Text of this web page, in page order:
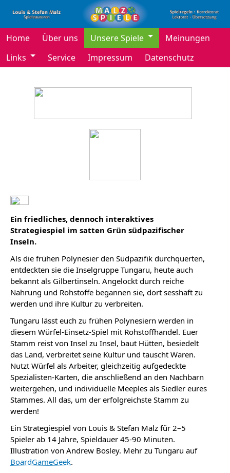
Home Über uns Unsere Spiele
Meinungen
Links
Service Impressum Datenschutz
Ein friedliches, dennoch interaktives
Strategiespiel im satten Grün südpazifischer
Inseln.
Als die frühen Polynesier den Südpazifik durchquerten,
entdeckten sie die Inselgruppe Tungaru, heute auch
bekannt als Gilbertinseln. Angelockt durch reiche
Nahrung und Rohstoffe begannen sie, dort sesshaft zu
werden und ihre Kultur zu verbreiten.
Tungaru lässt euch zu frühen Polynesiern werden in
diesem Würfel-Einsetz-Spiel mit Rohstoffhandel. Euer
Stamm reist von Insel zu Insel, baut Hütten, besiedelt
das Land, verbreitet seine Kultur und tauscht Waren.
Nutzt Würfel als Arbeiter, gleichzeitig aufgedeckte
Spezialisten-Karten, die anschließend an den Nachbarn
weitergehen, und individuelle Meeples als Siedler eures
Stammes. All das, um der erfolg­reichste Stamm zu
werden!
Ein Strategiespiel von Louis & Stefan Malz für 2–5
Spieler ab 14 Jahre, Spieldauer 45-90 Minuten.
Illustration von Andrew Bosley. Mehr zu Tungaru auf
BoardGameGeek.